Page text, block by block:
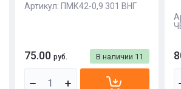
Артикул: ПМК42-0,9 301 ВНГ
В наличии 11
75.00 руб.